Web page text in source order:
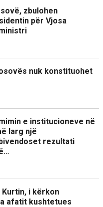
zbulohen
për Vjosa
nuk konstituohet
e institucioneve në
larg një
rezultati
Kurtin, i kërkon
afatit kushtetues